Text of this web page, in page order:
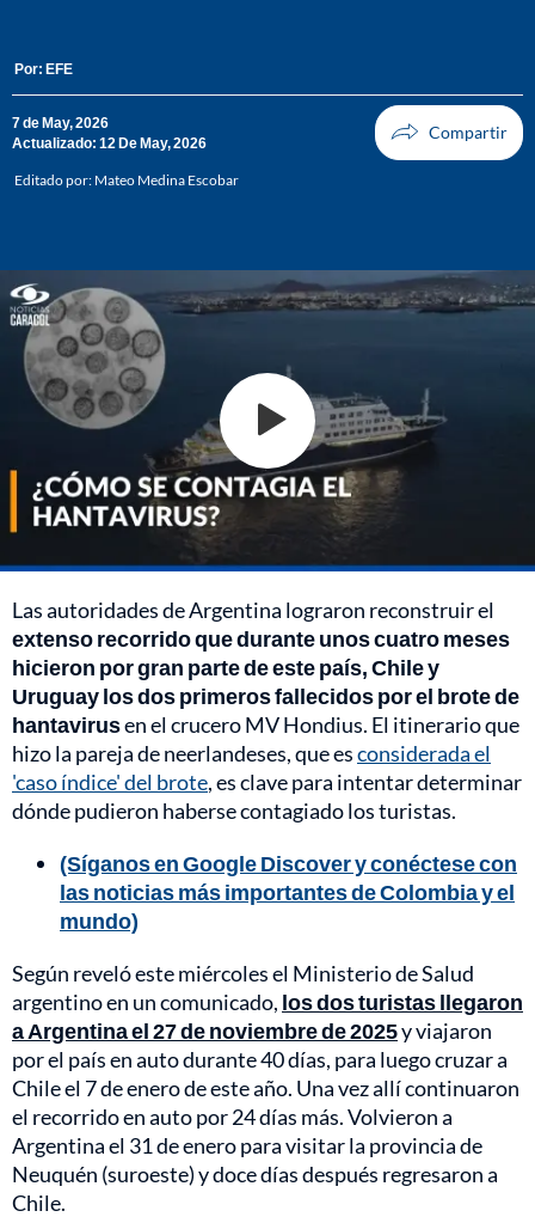
Por: EFE
7 de May, 2026
Actualizado: 12 De May, 2026
Editado por: Mateo Medina Escobar
Las autoridades de Argentina lograron reconstruir el
extenso recorrido que durante unos cuatro meses
hicieron por gran parte de este país, Chile y
Uruguay los dos primeros fallecidos por el brote de
hantavirusen el crucero MV Hondius. El itinerario que
hizo la pareja de neerlandeses, que esconsiderada el
'caso índice' del brote, es clave para intentar determinar
dónde pudieron haberse contagiado los turistas.
(Síganos en Google Discover y conéctese con
las noticias más importantes de Colombia y el
mundo)
Según reveló este miércoles el Ministerio de Salud
argentino en un comunicado, los dos turistas llegaron
a Argentina el 27 de noviembre de 2025y viajaron
por el país en auto durante 40 días, para luego cruzar a
Chile el 7 de enero de este año. Una vez allí continuaron
el recorrido en auto por 24 días más. Volvieron a
Argentina el 31 de enero para visitar la provincia de
Neuquén (suroeste) y doce días después regresaron a
Chile.